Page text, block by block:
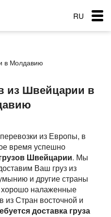
куб.
RU
в Молдавию
из Швейцарии в
из Европы, в
время успешно
Швейцарии. Мы
Ваш груз из
и другие страны
налаженные
из Стран восточной и
доставка груза